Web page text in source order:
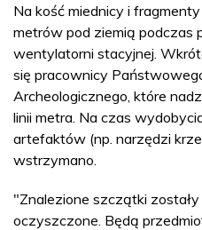
Na kość miednicy i
metrów pod ziemią podczas
wentylatorni stacyjnej.
się pracownicy
Archeologicznego, które
linii metra. Na czas
artefaktów (np. narzędzi
wstrzymano.
"Znalezione szczątki
oczyszczone. Będą